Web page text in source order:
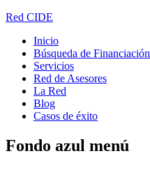
Red CIDE
Inicio
Búsqueda de Financiación
Servicios
Red de Asesores
La Red
Blog
Casos de éxito
Fondo azul menú